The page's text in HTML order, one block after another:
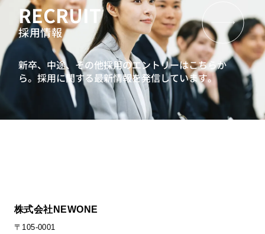
RECRUIT
採用情報
新卒、中途、その他採用のエントリーはこちらか
ら。採用に関する最新情報を発信しています。
株式会社NEWONE
〒105-0001